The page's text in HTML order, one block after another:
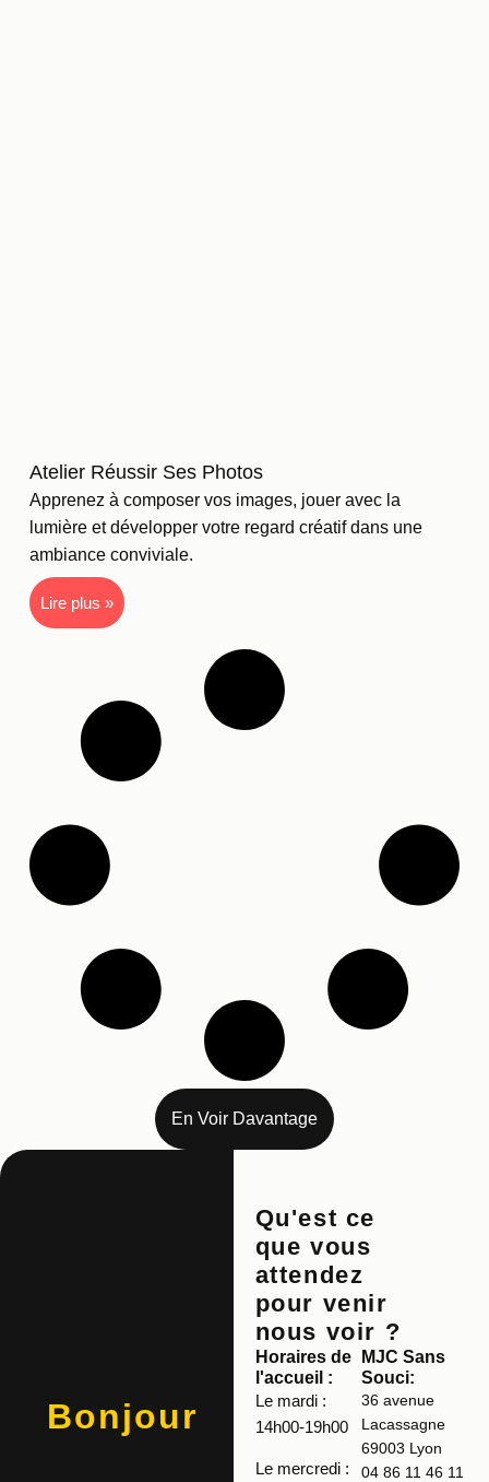
Atelier Réussir Ses Photos
Apprenez à composer vos images, jouer avec la
lumière et développer votre regard créatif dans une
ambiance conviviale.
Lire plus »
En Voir Davantage
Qu'est ce
que vous
attendez
pour venir
nous voir ?
Horaires de
l'accueil :
Le mardi :
14h00-19h00
Le mercredi :
MJC Sans
Souci:
36 avenue
Lacassagne
69003 Lyon
04 86 11 46 11
Bonjour